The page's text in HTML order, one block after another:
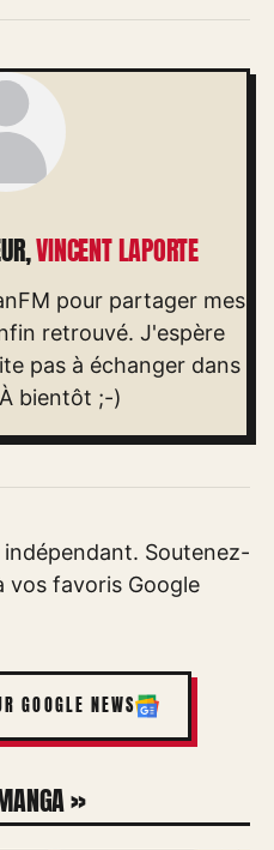
VINCENT LAPORTE
pour partager mes
retrouvé. J'espère
pas à échanger dans
bientôt ;-)
Soutenez-
vos favoris Google
GOOGLE NEWS
»